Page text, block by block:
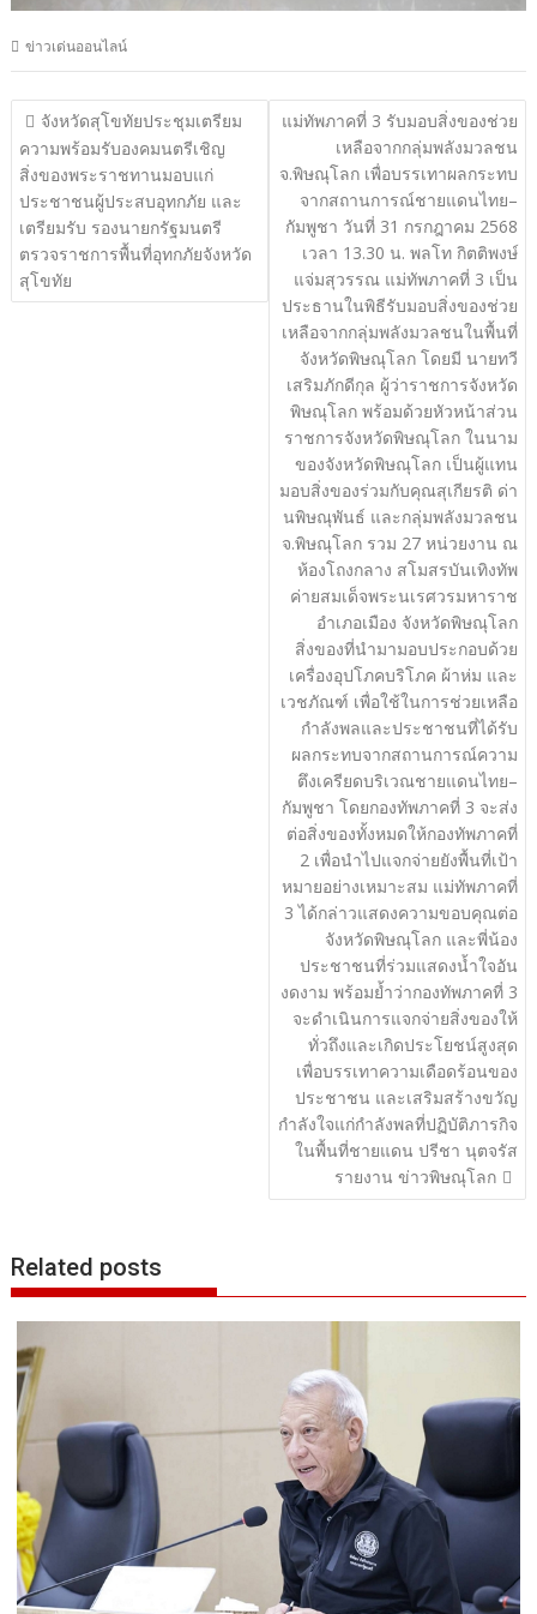
ข่าวเด่นออนไลน์
แนะแนว
เรื่อง
จังหวัดสุโขทัยประชุมเตรียม
ความพร้อมรับองคมนตรีเชิญ
สิ่งของพระราชทานมอบแก่
ประชาชนผู้ประสบอุทกภัย และ
เตรียมรับ รองนายกรัฐมนตรี
ตรวจราชการพื้นที่อุทกภัยจังหวัด
สุโขทัย
แม่ทัพภาคที่ 3 รับมอบสิ่งของช่วย
เหลือจากกลุ่มพลังมวลชน
จ.พิษณุโลก เพื่อบรรเทาผลกระทบ
จากสถานการณ์ชายแดนไทย–
กัมพูชา วันที่ 31 กรกฎาคม 2568
เวลา 13.30 น. พลโท กิตติพงษ์
แจ่มสุวรรณ แม่ทัพภาคที่ 3 เป็น
ประธานในพิธีรับมอบสิ่งของช่วย
เหลือจากกลุ่มพลังมวลชนในพื้นที่
จังหวัดพิษณุโลก โดยมี นายทวี
เสริมภักดีกุล ผู้ว่าราชการจังหวัด
พิษณุโลก พร้อมด้วยหัวหน้าส่วน
ราชการจังหวัดพิษณุโลก ในนาม
ของจังหวัดพิษณุโลก เป็นผู้แทน
มอบสิ่งของร่วมกับคุณสุเกียรติ ด่า
นพิษณุพันธ์ และกลุ่มพลังมวลชน
จ.พิษณุโลก รวม 27 หน่วยงาน ณ
ห้องโถงกลาง สโมสรบันเทิงทัพ
ค่ายสมเด็จพระนเรศวรมหาราช
อำเภอเมือง จังหวัดพิษณุโลก
สิ่งของที่นำมามอบประกอบด้วย
เครื่องอุปโภคบริโภค ผ้าห่ม และ
เวชภัณฑ์ เพื่อใช้ในการช่วยเหลือ
กำลังพลและประชาชนที่ได้รับ
ผลกระทบจากสถานการณ์ความ
ตึงเครียดบริเวณชายแดนไทย–
กัมพูชา โดยกองทัพภาคที่ 3 จะส่ง
ต่อสิ่งของทั้งหมดให้กองทัพภาคที่
2 เพื่อนำไปแจกจ่ายยังพื้นที่เป้า
หมายอย่างเหมาะสม แม่ทัพภาคที่
3 ได้กล่าวแสดงความขอบคุณต่อ
จังหวัดพิษณุโลก และพี่น้อง
ประชาชนที่ร่วมแสดงน้ำใจอัน
งดงาม พร้อมย้ำว่ากองทัพภาคที่ 3
จะดำเนินการแจกจ่ายสิ่งของให้
ทั่วถึงและเกิดประโยชน์สูงสุด
เพื่อบรรเทาความเดือดร้อนของ
ประชาชน และเสริมสร้างขวัญ
กำลังใจแก่กำลังพลที่ปฏิบัติภารกิจ
ในพื้นที่ชายแดน ปรีชา นุตจรัส
รายงาน ข่าวพิษณุโลก
Related posts